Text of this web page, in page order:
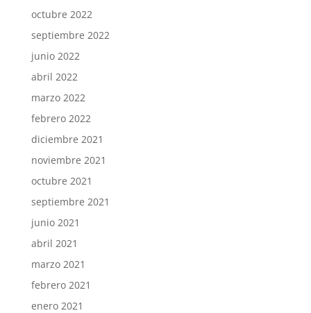
octubre 2022
septiembre 2022
junio 2022
abril 2022
marzo 2022
febrero 2022
diciembre 2021
noviembre 2021
octubre 2021
septiembre 2021
junio 2021
abril 2021
marzo 2021
febrero 2021
enero 2021